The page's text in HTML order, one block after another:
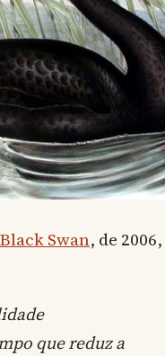
Swan, de 2006,
que reduz a